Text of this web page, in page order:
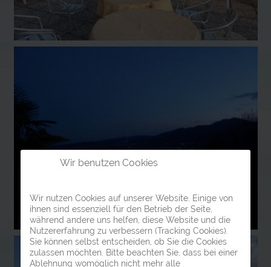
Wir benutzen Cookies
Wir nutzen Cookies auf unserer Website. Einige von
ihnen sind essenziell für den Betrieb der Seite,
während andere uns helfen, diese Website und die
Nutzererfahrung zu verbessern (Tracking Cookies).
Sie können selbst entscheiden, ob Sie die Cookies
zulassen möchten. Bitte beachten Sie, dass bei einer
Ablehnung womöglich nicht mehr alle